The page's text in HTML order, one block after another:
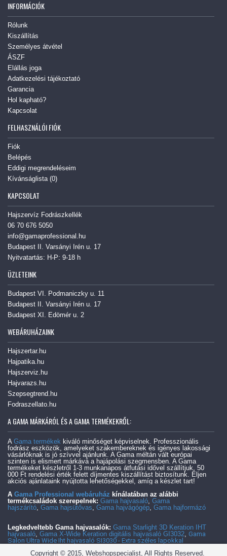
INFORMÁCIÓK
Rólunk
Kiszállítás
Személyes átvétel
ÁSZF
Elállás joga
Adatkezelési tájékoztató
Garancia
Hol kapható?
Kapcsolat
FELHASZNÁLÓI FIÓK
Fiók
Belépés
Eddigi megrendeléseim
Kívánságlista (0)
KAPCSOLAT
Hajszervíz Fodrászkellék
06 70 676 5050
info@gamaprofessional.hu
Budapest II. Varsányi Irén u. 17
Nyitvatartás: H-P: 9-18 h
ÜZLETEINK
Budapest VI. Podmaniczky u. 11
Budapest II. Varsányi Irén u. 17
Budapest XI. Edömér u. 2
WEBÁRUHÁZAINK
Hajszertar.hu
Hajpatika.hu
Hajszerviz.hu
Hajvarazs.hu
Szepsegtrend.hu
Fodraszellato.hu
A GAMA MÁRKÁRÓL ÉS A GAMA TERMÉKEKRŐL:
A Gama termékek kiváló minőséget képviselnek. Professzionális
fodrász eszközök, amelyeket szakembereknek és igényes lakossági
vásárlóknak is jó szívvel ajánlunk. A Gama méltán vált európai
szinten is elismert márkává a hajápolási szegmensben. A Gama
termékeket készletről 1-3 munkanapos átfutási idővel szállítjuk. 50
000 Ft rendelési érték felett díjmentes kiszállítást biztosítunk. Éljen
akciós ajánlataink nyújtotta lehetőségekkel, amíg a készlet tart!
A Gama Professional webáruház kínálatában az alábbi
termékcsaládok szerepelnek: Gama hajvasaló, Gama
hajszárító, Gama hajsütővas, Gama hajvágógép, Gama hajformázó
Legkedveltebb Gama hajvasalók: Gama Starlight 3D Keration IHT
hajvasaló, Gama X-Wide Keration digitális hajvasaló GI3032, Gama
Salon Ultra Wide Iht hajvasaló SI3030 - Extra széles lapokkal
Copyright © 2015, Webshopspecialist, All Rights Reserved.